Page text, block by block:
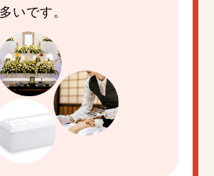
いです。